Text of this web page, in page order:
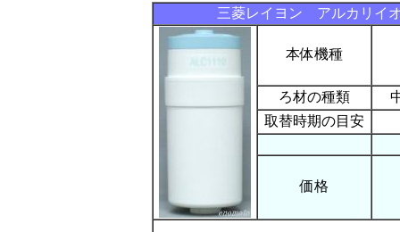
三菱レイヨン アルカリイ
本体機種
ろ材の種類
取替時期の目安
価格